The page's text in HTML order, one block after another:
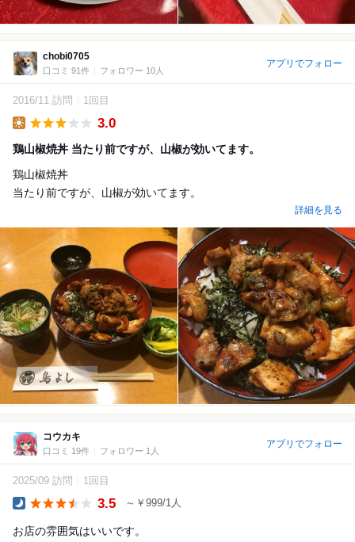
chobi0705
口コミ 91件 フォロワー 10人
アプリでフォロー
2016/11 訪問 1回目
3.0
鶏山椒焼丼 当たり前ですが、山椒が効いてます。
鶏山椒焼丼
当たり前ですが、山椒が効いてます。
詳細を見る
コウカキ
口コミ 19件 フォロワー 1人
アプリでフォロー
2025/09 訪問 1回目
3.5 ～￥999/1人
お店の雰囲気はいいです。